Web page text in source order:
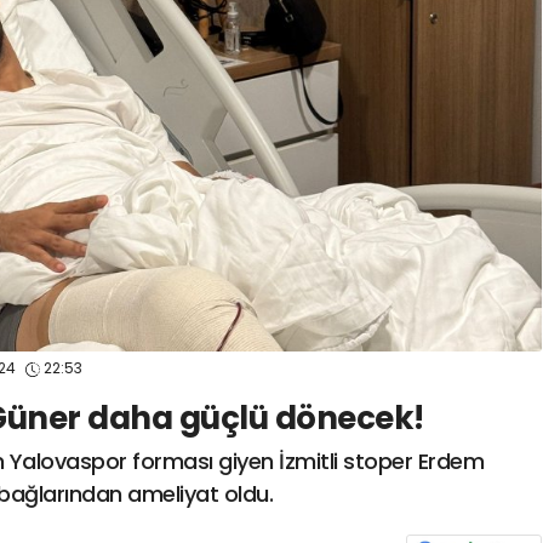
22:53
daha güçlü dönecek!
Yalovaspor forması giyen İzmitli stoper Erdem
ameliyat oldu.